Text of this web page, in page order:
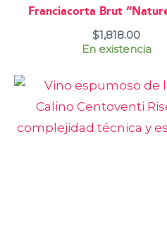
Franciacorta Brut
$1,818.00
En existencia